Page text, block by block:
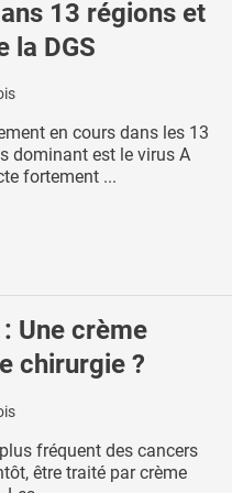
13 régions et
la DGS
en cours dans les 13
dominant est le virus A
fortement ...
: Une crème
chirurgie ?
fréquent des cancers
être traité par crème